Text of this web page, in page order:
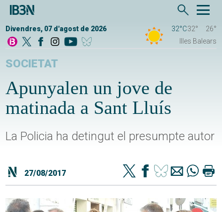
Divendres, 07 d'agost de 2026 32°C32°
26°
Illes Balears
SOCIETAT
Apunyalen un jove de
matinada a Sant Lluís
La Policia ha detingut el presumpte autor
27/08/2017